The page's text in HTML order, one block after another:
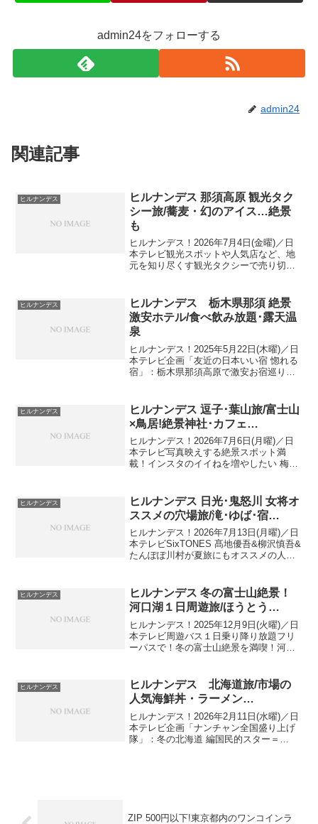
admin24をフォローする
admin24
関連記事
ヒルナンデス
ヒルナンデス 那須高原 観光タク
シー旅/蕎麦・幻のアイス…絶景
も
ヒルナンデス！2026年7月4日(金曜)／日
本テレビ観光スポットや人気店など、地
元を知り尽くす観光タクシーで売り切れ
低い避暑地！夏にオススメの大人気観光
地・那須高原へ栃...
ヒルナンデス
ヒルナンデス 栃木県那須 絶景
激安ホテル/食べ飲み放題･露天温
泉
ヒルナンデス！2025年5月22日(木曜)／日
本テレビ企画「友近の日本いい宿 惚れる
宿」：栃木県那須高原で激安お宿巡り新
ルドアワード受賞！▼ コスパ抜群宿2⃣...
ヒルナンデス
ヒルナンデス 逗子･葉山旅/富士山
×鳥居!絶景神社･カフェ…
ヒルナンデス！2026年7月6日(月曜)／日
本テレビ写真映えする絶景スポット満
載！インスタのイイねを増やしたい 梅沢
満載の逗子・葉山で絶景写真旅初夏の夕
陽海岸・漁師食堂...
ヒルナンデス
ヒルナンデス 日光･鬼怒川 女将オ
ススメの穴場旅/滝･ゆば･宿…
ヒルナンデス！2026年7月13日(月曜)／日
本テレビSixTONES 髙地優吾&柳沢慎吾&
たんぽぽ川村が夏旅にもオススメの人気
ていないとっておきの穴場スポットを聞
き...
ヒルナンデス
ヒルナンデス 冬の富士山絶景！
河口湖１日周遊旅/ほうとう…
ヒルナンデス！2025年12月9日(火曜)／日
本テレビ周遊バス１日乗り降り放題フリ
ーパスで！冬の富士山絶景を満喫！河口
１日周遊プラン出演者：南原清隆、浦野
モモアナ、H...
ヒルナンデス
ヒルナンデス 北海道旅/市場の
人気海鮮丼・ラーメン…
ヒルナンデス！2026年2月11日(水曜)／日
本テレビ企画「ナンチャン全国盛り上げ
隊」：冬の北海道 編国民的スター＝
ZIP 500円以下!東京都内のワンコインラ